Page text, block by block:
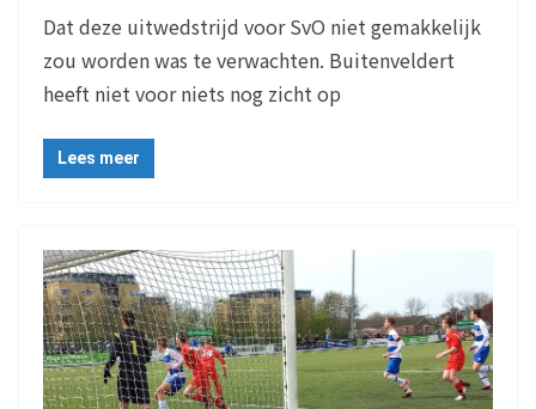
Dat deze uitwedstrijd voor SvO niet gemakkelijk
zou worden was te verwachten. Buitenveldert
heeft niet voor niets nog zicht op
Lees meer